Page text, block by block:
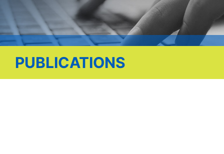
PUBLICATIONS